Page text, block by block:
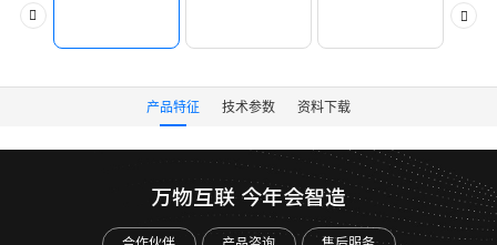
产品特征 技术参数 资料下载
万物互联 今年会智造